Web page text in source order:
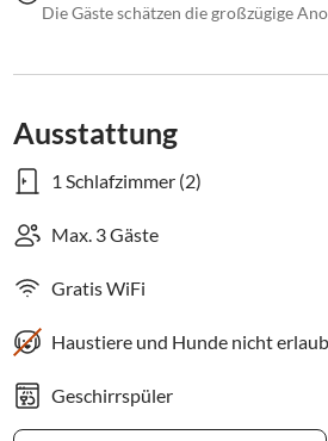
Die Gäste schätzen die großzügige
Ausstattung
1 Schlafzimmer (2)
Max. 3 Gäste
Gratis WiFi
Haustiere und Hunde nicht
Geschirrspüler